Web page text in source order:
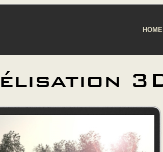
HOME
infographiste infographiste infographiste
indépendant indépendant indépendant
freelance freelance freelance modélisation